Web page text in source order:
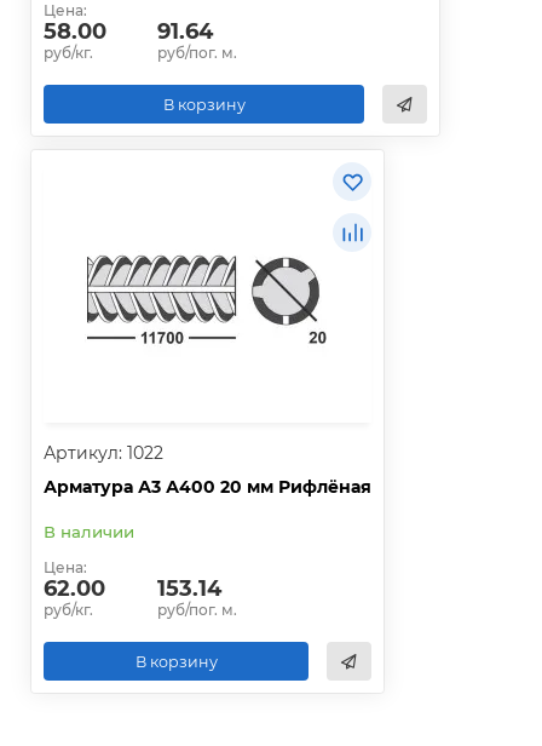
Цена:
58.00
руб/кг.
91.64
руб/пог. м.
В корзину
Артикул: 1022
Арматура А3 А400 20 мм Рифлёная
В наличии
Цена:
62.00
руб/кг.
153.14
руб/пог. м.
В корзину